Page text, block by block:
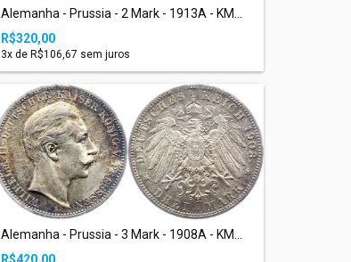
Alemanha - Prussia - 2 Mark - 1913A - KM...
R$320,00
3x de R$106,67 sem juros
Alemanha - Prussia - 3 Mark - 1908A - KM...